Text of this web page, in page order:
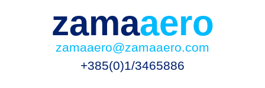
zamaaero
zamaaero@zamaaero.com
+385(0)1/3465886